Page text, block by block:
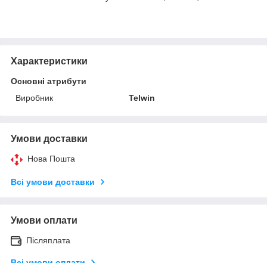
Характеристики
Основні атрибути
Виробник
Telwin
Умови доставки
Нова Пошта
Всі умови доставки
Умови оплати
Післяплата